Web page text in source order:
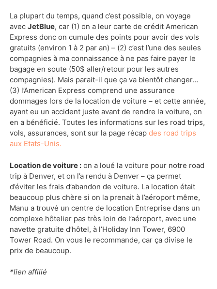
La plupart du temps, quand c’est possible, on voyage
avec JetBlue, car (1) on a leur carte de crédit American
Express donc on cumule des points pour avoir des vols
gratuits (environ 1 à 2 par an) – (2) c’est l’une des seules
compagnies à ma connaissance à ne pas faire payer le
bagage en soute (50$ aller/retour pour les autres
compagnies). Mais parait-il que ça va bientôt changer…
(3) l’American Express comprend une assurance
dommages lors de la location de voiture – et cette année,
ayant eu un accident juste avant de rendre la voiture, on
en a bénéficié. Toutes les informations sur les road trips,
vols, assurances, sont sur la page récap des road trips
aux Etats-Unis.
Location de voiture : on a loué la voiture pour notre road
trip à Denver, et on l’a rendu à Denver – ça permet
d’éviter les frais d’abandon de voiture. La location était
beaucoup plus chère si on la prenait à l’aéroport même,
Manu a trouvé un centre de location Entreprise dans un
complexe hôtelier pas très loin de l’aéroport, avec une
navette gratuite d’hôtel, à l’Holiday Inn Tower, 6900
Tower Road. On vous le recommande, car ça divise le
prix de beaucoup.
*lien affilié